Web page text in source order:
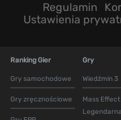
Regulamin
Ustawienia
Ranking Gier
Gry samochodowe
Gry zręcznościowe
Gry
Wiedźmin 3
Mass
Legendarna